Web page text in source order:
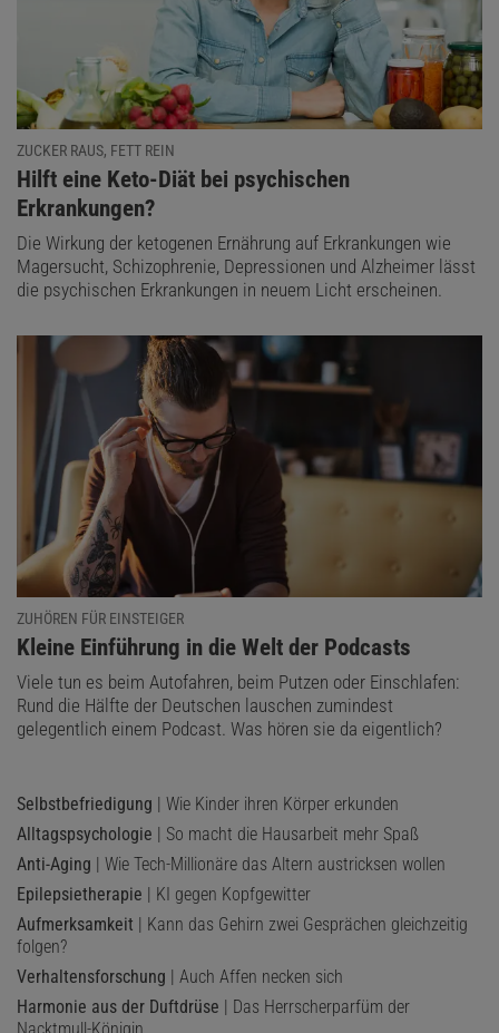
ZUCKER RAUS, FETT REIN
:
Hilft eine Keto-Diät bei psychischen
Erkrankungen?
Die Wirkung der ketogenen Ernährung auf Erkrankungen wie
Magersucht, Schizophrenie, Depressionen und Alzheimer lässt
die psychischen Erkrankungen in neuem Licht erscheinen.
ZUHÖREN FÜR EINSTEIGER
:
Kleine Einführung in die Welt der Podcasts
Viele tun es beim Autofahren, beim Putzen oder Einschlafen:
Rund die Hälfte der Deutschen lauschen zumindest
gelegentlich einem Podcast. Was hören sie da eigentlich?
Selbstbefriedigung | Wie Kinder ihren Körper erkunden
Alltagspsychologie | So macht die Hausarbeit mehr Spaß
Anti-Aging | Wie Tech-Millionäre das Altern austricksen wollen
Epilepsietherapie | KI gegen Kopfgewitter
Aufmerksamkeit | Kann das Gehirn zwei Gesprächen gleichzeitig
folgen?
Verhaltensforschung | Auch Affen necken sich
Harmonie aus der Duftdrüse | Das Herrscherparfüm der